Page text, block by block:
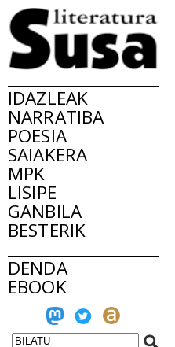
IDAZLEAK
NARRATIBA
POESIA
SAIAKERA
MPK
LISIPE
GANBILA
BESTERIK
DENDA
EBOOK